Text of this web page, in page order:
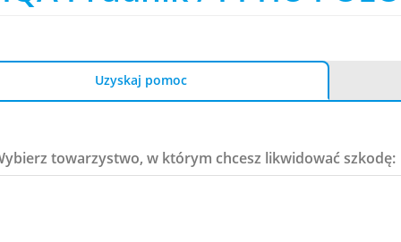
Uzyskaj pomoc
towarzystwo, w którym chcesz likwidować szkodę: